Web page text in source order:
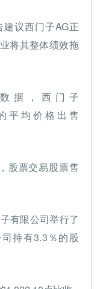
议西门子AG正
将其整体绩效拖
据，西门子
平均价格出售
股票交易股票售
有限公司举行了
持有3.3％的股